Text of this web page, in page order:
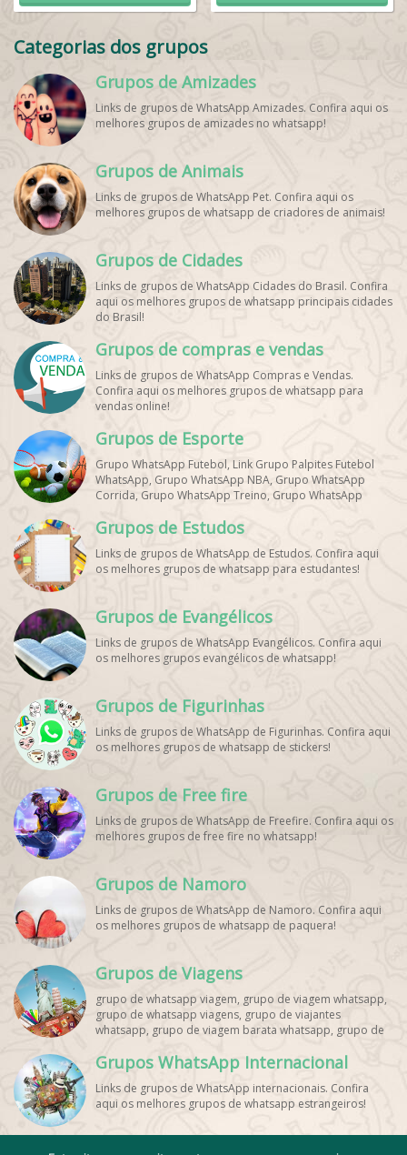
Categorias dos grupos
Grupos de Amizades
Links de grupos de WhatsApp Amizades. Confira aqui os
melhores grupos de amizades no whatsapp!
Grupos de Animais
Links de grupos de WhatsApp Pet. Confira aqui os
melhores grupos de whatsapp de criadores de animais!
Grupos de Cidades
Links de grupos de WhatsApp Cidades do Brasil. Confira
aqui os melhores grupos de whatsapp principais cidades
do Brasil!
Grupos de compras e vendas
Links de grupos de WhatsApp Compras e Vendas.
Confira aqui os melhores grupos de whatsapp para
vendas online!
Grupos de Esporte
Grupo WhatsApp Futebol, Link Grupo Palpites Futebol
WhatsApp, Grupo WhatsApp NBA, Grupo WhatsApp
Corrida, Grupo WhatsApp Treino, Grupo WhatsApp
WhatsApp, Grupo de Torcedores [Nome do Time]
WhatsApp, Link de Grupos de Esporte Grátis, Grupo
WhatsApp Dicas de Treino, Grupo WhatsApp Futebol Ao
Vivo. Grupo WhatsApp Esporte, Grupos de Esporte
WhatsApp Esporte, Grupo WhatsApp Futebol, Link Grupo
Palpites Futebol WhatsApp, Grupo WhatsApp NBA,
Grupos de Estudos
Links de grupos de WhatsApp de Estudos. Confira aqui
os melhores grupos de whatsapp para estudantes!
Grupos de Evangélicos
Links de grupos de WhatsApp Evangélicos. Confira aqui
os melhores grupos evangélicos de whatsapp!
Grupos de Figurinhas
Links de grupos de WhatsApp de Figurinhas. Confira aqui
os melhores grupos de whatsapp de stickers!
Grupos de Free fire
Links de grupos de WhatsApp de Freefire. Confira aqui os
melhores grupos de free fire no whatsapp!
Grupos de Namoro
Links de grupos de WhatsApp de Namoro. Confira aqui
os melhores grupos de whatsapp de paquera!
Grupos de Viagens
grupo de whatsapp viagem, grupo de viagem whatsapp,
grupo de whatsapp viagens, grupo de viajantes
whatsapp, grupo de viagem barata whatsapp, grupo de
grupo de excursão whatsapp, grupo de viagem em
grupo whatsapp, grupo de viagens nacionais whatsapp,
grupo de viagens internacionais whatsapp, grupo de
viagem brasil whatsapp, grupo de viagem europa
viagem promoção whatsapp, grupo de viagem
Grupos WhatsApp Internacional
Links de grupos de WhatsApp internacionais. Confira
aqui os melhores grupos de whatsapp estrangeiros!